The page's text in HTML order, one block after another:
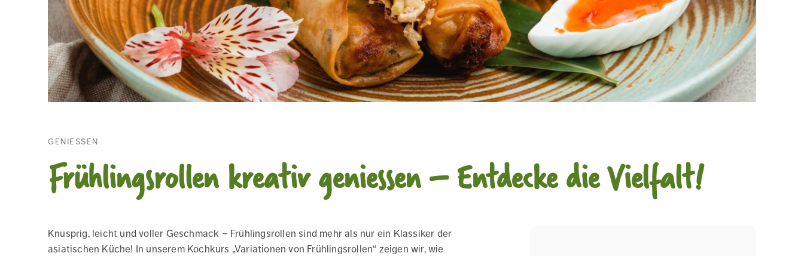
GENIESSEN
Frühlingsrollen kreativ geniessen – Entdecke die Vielfalt!
Knusprig, leicht und voller Geschmack – Frühlingsrollen sind mehr als nur ein Klassiker der
asiatischen Küche! In unserem Kochkurs „Variationen von Frühlingsrollen“ zeigen wir, wie